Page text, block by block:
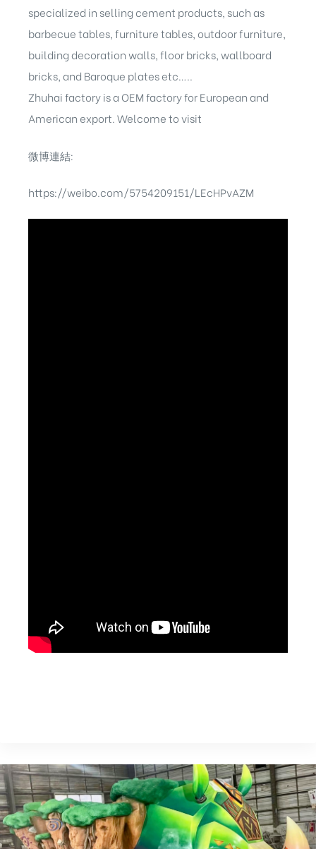
specialized in selling cement products, such as
barbecue tables, furniture tables, outdoor furniture,
building decoration walls, floor bricks, wallboard
bricks, and Baroque plates etc…..
Zhuhai factory is a OEM factory for European and
American export. Welcome to visit
微博連結:
https://weibo.com/5754209151/LEcHPvAZM